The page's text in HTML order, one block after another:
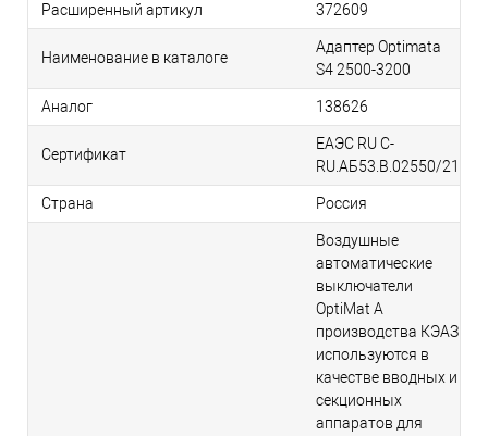
Расширенный артикул 372609
Наименование в каталоге
Адаптер Optimata
S4 2500-3200
Аналог 138626
Сертификат
ЕАЭС RU С-
RU.АБ53.В.02550/21
Страна Россия
Воздушные
автоматические
выключатели
OptiMat А
производства КЭАЗ
используются в
качестве вводных и
секционных
аппаратов для